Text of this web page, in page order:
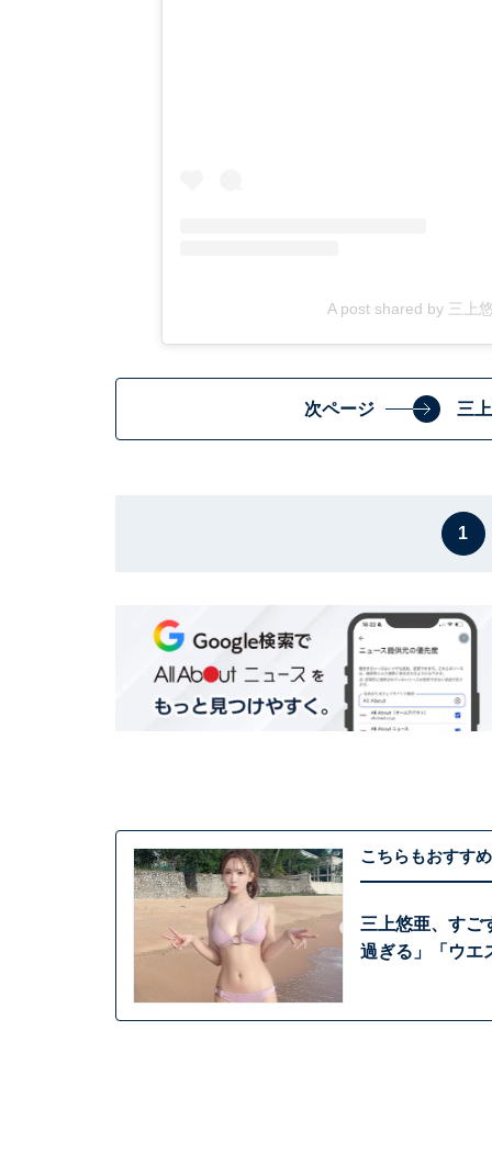
A post shared by 三上
次ページ 三
1
こちらもおすすめ
三上悠亜、すご
過ぎる」「ウエ